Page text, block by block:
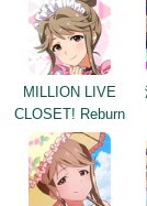
MILLION LIVE
CLOSET! Reburn